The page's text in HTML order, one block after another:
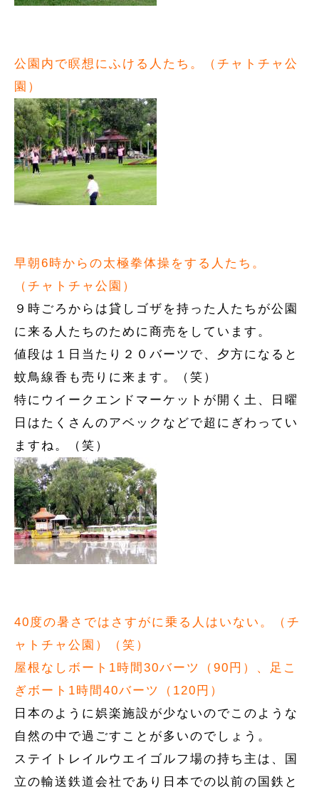
公園内で瞑想にふける人たち。（チャトチャ公
園）
早朝6時からの太極拳体操をする人たち。
（チャトチャ公園）
９時ごろからは貸しゴザを持った人たちが公園
に来る人たちのために商売をしています。
値段は１日当たり２０バーツで、夕方になると
蚊鳥線香も売りに来ます。（笑）
特にウイークエンドマーケットが開く土、日曜
日はたくさんのアベックなどで超にぎわってい
ますね。（笑）
40度の暑さではさすがに乗る人はいない。（チ
ャトチャ公園）（笑）
屋根なしボート1時間30バーツ（90円）、足こ
ぎボート1時間40バーツ（120円）
日本のように娯楽施設が少ないのでこのような
自然の中で過ごすことが多いのでしょう。
ステイトレイルウエイゴルフ場の持ち主は、国
立の輸送鉄道会社であり日本での以前の国鉄と